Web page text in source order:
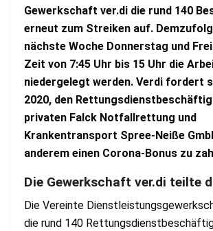
Gewerkschaft ver.di die rund 140
erneut zum Streiken auf.
nächste Woche Donnerstag und
Zeit von 7:45 Uhr bis 15 Uhr die
niedergelegt werden. Verdi fordert
2020, den
privaten Falck Notfallrettung und
Krankentransport Spree-Neiße
anderem einen Corona-Bonus zu
Die Gewerkschaft ver.di teilte
Die Vereinte
die rund 140